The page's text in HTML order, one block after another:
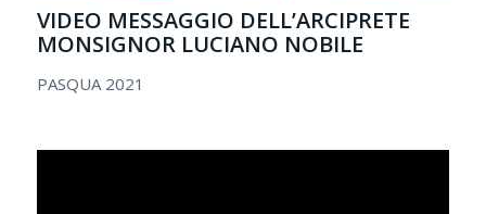
VIDEO MESSAGGIO DELL’ARCIPRETE
MONSIGNOR LUCIANO NOBILE
PASQUA 2021